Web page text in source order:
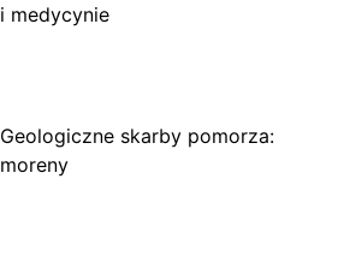
i medycynie
Geologiczne skarby pomorza:
moreny